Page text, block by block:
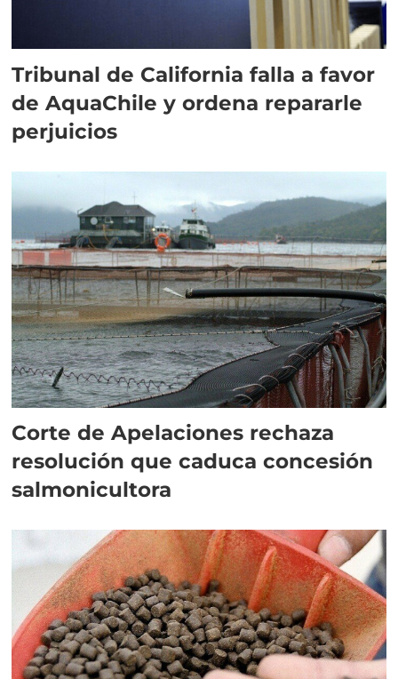
Tribunal de California falla a favor
de AquaChile y ordena repararle
perjuicios
Corte de Apelaciones rechaza
resolución que caduca concesión
salmonicultora